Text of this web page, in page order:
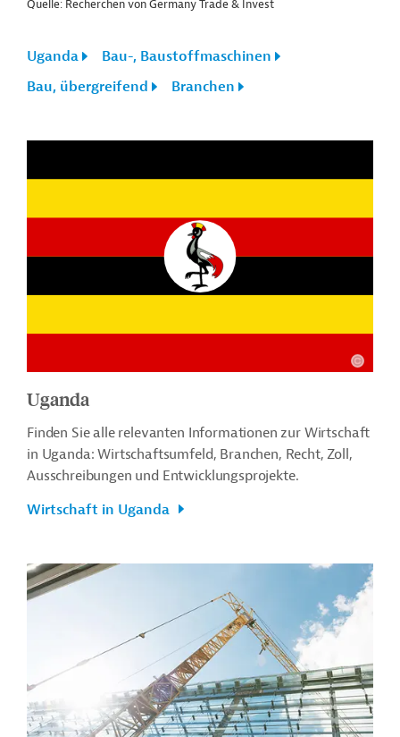
Quelle: Recherchen von Germany Trade & Invest
Uganda
Bau-, Baustoffmaschinen
Bau, übergreifend
Branchen
Uganda
Finden Sie alle relevanten Informationen zur Wirtschaft
in Uganda: Wirtschaftsumfeld, Branchen, Recht, Zoll,
Ausschreibungen und Entwicklungsprojekte.
Wirtschaft in Uganda